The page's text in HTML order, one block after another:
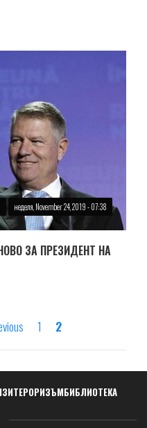
неделя, November 24, 2019 - 07:38
ЗА ПРЕЗИДЕНТ НА
Страница
1 Страница
2
ТЕРОРИЗЪМБИБЛИОТЕКА